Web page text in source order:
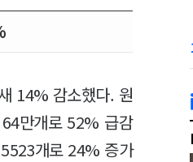
14% 감소했다. 원
만개로 52% 급감
개로 24% 증가